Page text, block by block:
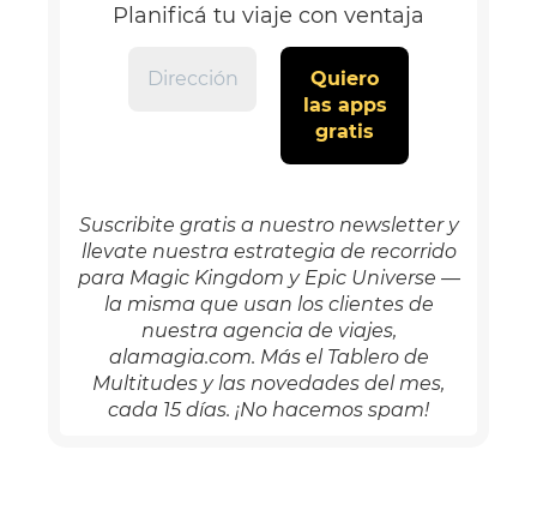
Planificá tu viaje con ventaja
Suscribite gratis a nuestro newsletter y
llevate nuestra estrategia de recorrido
para Magic Kingdom y Epic Universe —
la misma que usan los clientes de
nuestra agencia de viajes,
alamagia.com. Más el Tablero de
Multitudes y las novedades del mes,
cada 15 días. ¡No hacemos spam!